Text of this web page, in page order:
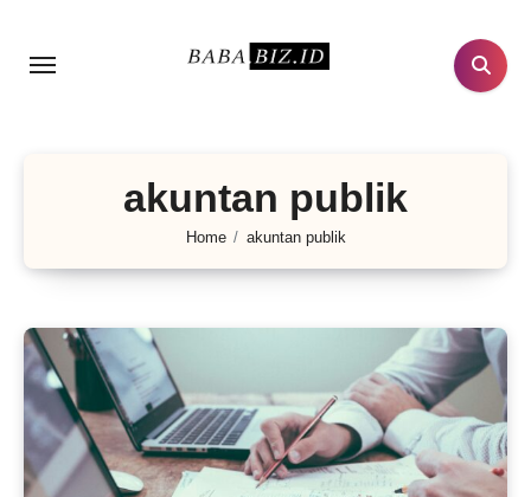
akuntan publik
Home akuntan publik